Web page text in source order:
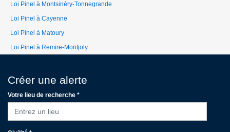
Loi Pinel à Montsinéry-Tonnegrande
Loi Pinel à Cayenne
Loi Pinel à Matoury
Loi Pinel à Remire-Montjoly
Créer une alerte
Votre lieu de recherche *
Entrez un lieu